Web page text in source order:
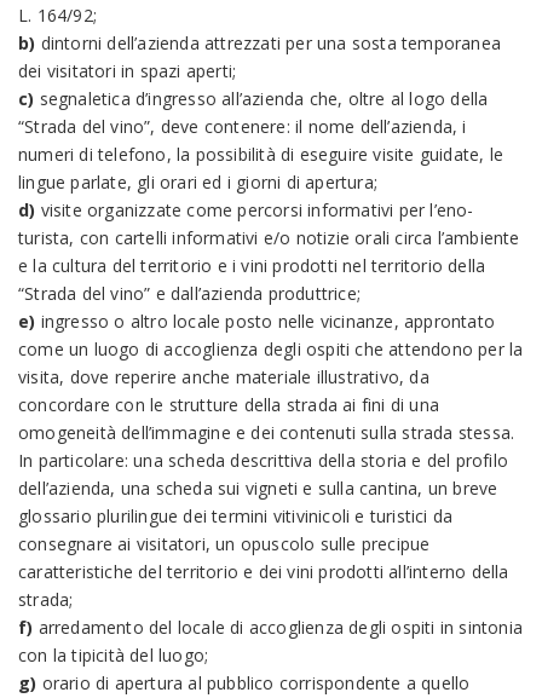
L. 164/92;
b) dintorni dell’azienda attrezzati per una sosta temporanea
dei visitatori in spazi aperti;
c) segnaletica d’ingresso all’azienda che, oltre al logo della
“Strada del vino”, deve contenere: il nome dell’azienda, i
numeri di telefono, la possibilità di eseguire visite guidate, le
lingue parlate, gli orari ed i giorni di apertura;
d) visite organizzate come percorsi informativi per l’eno-
turista, con cartelli informativi e/o notizie orali circa l’ambiente
e la cultura del territorio e i vini prodotti nel territorio della
“Strada del vino” e dall’azienda produttrice;
e) ingresso o altro locale posto nelle vicinanze, approntato
come un luogo di accoglienza degli ospiti che attendono per la
visita, dove reperire anche materiale illustrativo, da
concordare con le strutture della strada ai fini di una
omogeneità dell’immagine e dei contenuti sulla strada stessa.
In particolare: una scheda descrittiva della storia e del profilo
dell’azienda, una scheda sui vigneti e sulla cantina, un breve
glossario plurilingue dei termini vitivinicoli e turistici da
consegnare ai visitatori, un opuscolo sulle precipue
caratteristiche del territorio e dei vini prodotti all’interno della
strada;
f) arredamento del locale di accoglienza degli ospiti in sintonia
con la tipicità del luogo;
g) orario di apertura al pubblico corrispondente a quello